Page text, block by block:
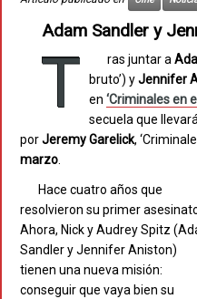
Adam Sandler y
T ras juntar a
bruto’) yJennifer
en ‘Criminales en
secuela que
porJeremy Garelick,
marzo.
Hace cuatro años que
resolvieron su primer
Ahora, Nick y Audrey Spitz
Sandler y Jennifer Aniston)
tienen una nueva misión:
conseguir que vaya bien su